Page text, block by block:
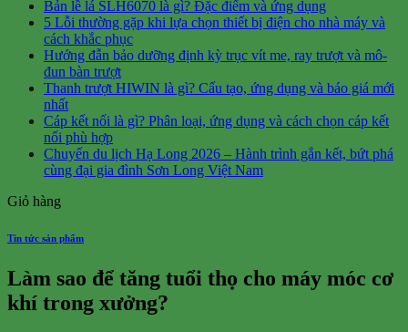
Bản lề lá SLH6070 là gì? Đặc điểm và ứng dụng
5 Lỗi thường gặp khi lựa chọn thiết bị điện cho nhà máy và
cách khắc phục
Hướng đẫn bảo dưỡng định kỳ trục vít me, ray trượt và mô-
đun bàn trượt
Thanh trượt HIWIN là gì? Cấu tạo, ứng dụng và báo giá mới
nhất
Cáp kết nối là gì? Phân loại, ứng dụng và cách chọn cáp kết
nối phù hợp
Chuyến du lịch Hạ Long 2026 – Hành trình gắn kết, bứt phá
cùng đại gia đình Sơn Long Việt Nam
Giỏ hàng
Tin tức sản phẩm
Làm sao để tăng tuổi thọ cho máy móc cơ
khí trong xưởng?